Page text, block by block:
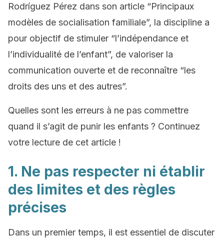
Rodríguez Pérez dans son article “Principaux
modèles de socialisation familiale”, la discipline a
pour objectif de stimuler “l’indépendance et
l’individualité de l’enfant”, de valoriser la
communication ouverte et de reconnaître “les
droits des uns et des autres”.
Quelles sont les erreurs à ne pas commettre
quand il s’agit de punir les enfants ? Continuez
votre lecture de cet article !
1. Ne pas respecter ni établir
des limites et des règles
précises
Dans un premier temps, il est essentiel de discuter